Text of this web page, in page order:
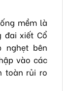
mềm là
đai xiết Cổ
nghẹt bên
vào các
toàn rủi ro